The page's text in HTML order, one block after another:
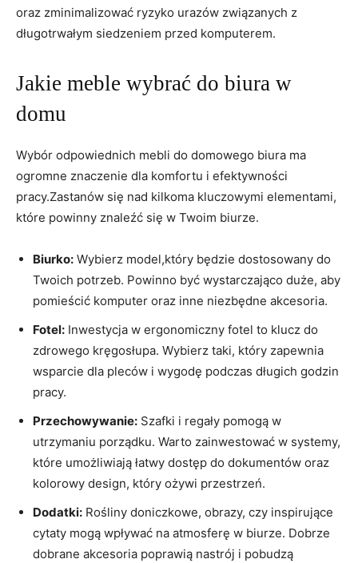
oraz ⁣zminimalizować ryzyko urazów związanych z
‍długotrwałym ‍siedzeniem​ przed komputerem.
Jakie⁢ meble wybrać ​do ⁣biura w
domu
Wybór odpowiednich mebli do‌ domowego biura ma
ogromne znaczenie dla ‌komfortu ⁤i⁣ efektywności
⁤pracy.Zastanów się nad kilkoma kluczowymi elementami,
które⁣ powinny⁣ znaleźć się ⁢w Twoim biurze.
Biurko: Wybierz model,który ⁣będzie dostosowany do
Twoich⁤ potrzeb. Powinno ‍być⁢ wystarczająco‌ duże, aby
pomieścić ⁢komputer ​oraz inne‍ niezbędne ​akcesoria.
Fotel: Inwestycja w ‌ergonomiczny ⁢fotel to​ klucz ‌do
zdrowego kręgosłupa. Wybierz taki, ‌który ‍zapewnia
wsparcie dla pleców​ i‌ wygodę podczas⁣ długich‌ godzin
pracy.
Przechowywanie: Szafki i regały ⁤pomogą w
utrzymaniu ⁢porządku. Warto zainwestować w systemy,
​które ‌umożliwiają‌ łatwy dostęp ⁤do dokumentów⁤ oraz
kolorowy design,‍ który ożywi przestrzeń.
Dodatki: Rośliny ​doniczkowe, obrazy,‍ czy inspirujące
‌cytaty mogą wpływać na atmosferę w biurze. Dobrze
dobrane akcesoria poprawią nastrój i pobudzą